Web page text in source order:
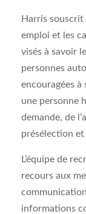
Harris souscrit
emploi et les
visés à savoir
personnes
encouragées
une personne
demande, de
présélection
L’équipe de
recours aux
informations